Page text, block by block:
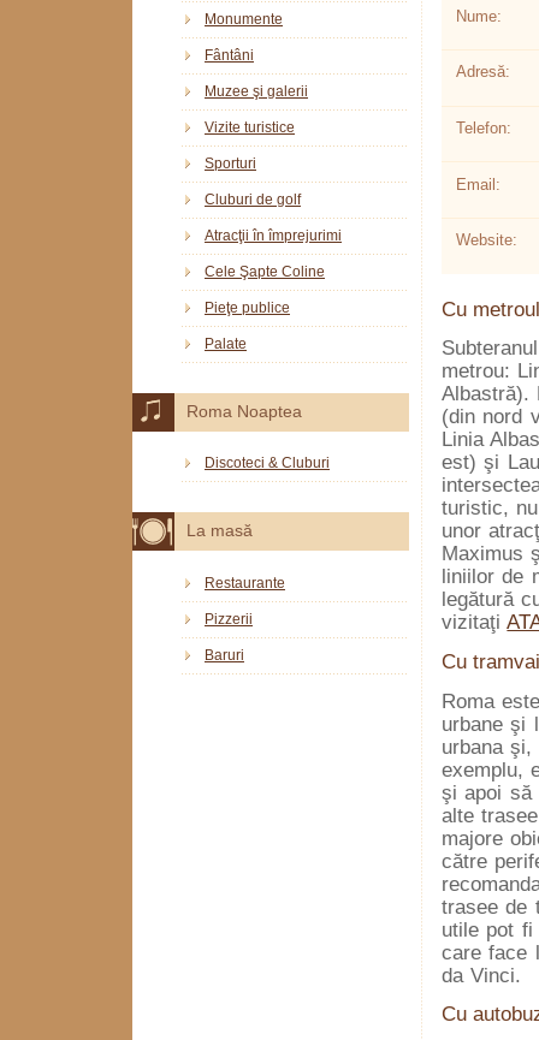
Nume:
Adresă:
Telefon:
Email:
Website:
Cu metroul
metrou:
Albastră).
(din nord
Linia
est) şi
turistic,
unor
Maximus
liniilor de
legătură
vizitaţi
Cu
Roma
urbane şi
urbana
exemplu,
şi apoi să
alte
majore
către
trasee de
utile pot fi
care face
da Vinci.
Cu
Monumente
Fântâni
Muzee şi galerii
Vizite turistice
Sporturi
Cluburi de golf
Atracţii în împrejurimi
Cele Şapte Coline
Pieţe publice
Palate
Roma Noaptea
Discoteci & Cluburi
La masă
Restaurante
Pizzerii
Baruri